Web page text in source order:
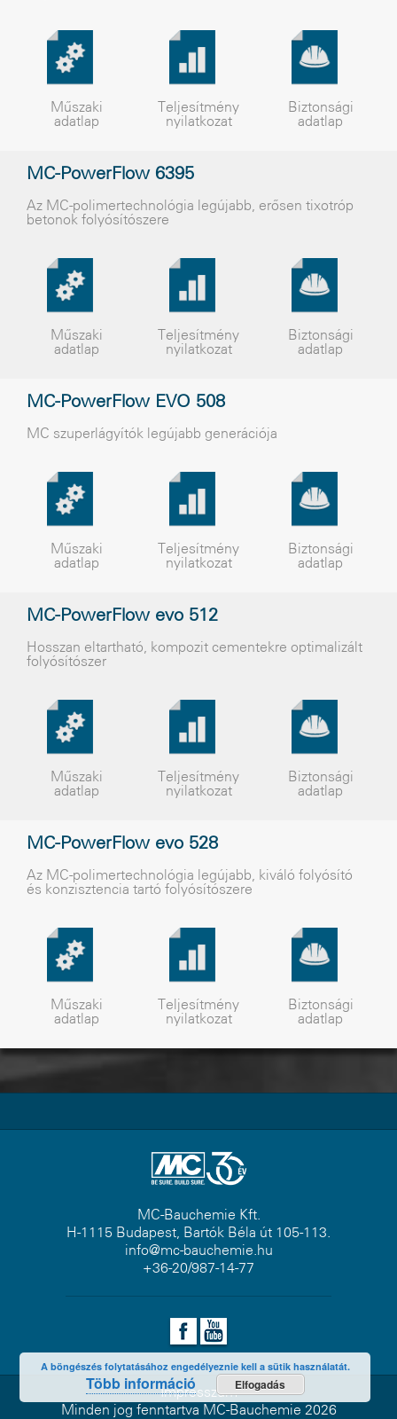
Műszaki
adatlap
Teljesítmény
nyilatkozat
Biztonsági
adatlap
MC-PowerFlow 6395
Az MC-polimertechnológia legújabb, erősen tixotróp
betonok folyósítószere
Műszaki
adatlap
Teljesítmény
nyilatkozat
Biztonsági
adatlap
MC-PowerFlow EVO 508
MC szuperlágyítók legújabb generációja
Műszaki
adatlap
Teljesítmény
nyilatkozat
Biztonsági
adatlap
MC-PowerFlow evo 512
Hosszan eltartható, kompozit cementekre optimalizált
folyósítószer
Műszaki
adatlap
Teljesítmény
nyilatkozat
Biztonsági
adatlap
MC-PowerFlow evo 528
Az MC-polimertechnológia legújabb, kiváló folyósító
és konzisztencia tartó folyósítószere
Műszaki
adatlap
Teljesítmény
nyilatkozat
Biztonsági
adatlap
MC-Bauchemie Kft.
H-1115 Budapest, Bartók Béla út 105-113.
info@mc-bauchemie.hu
+36-20/987-14-77
Impresszum
Minden jog fenntartva MC-Bauchemie 2026
A böngészés folytatásához engedélyeznie kell a sütik használatát.
Több információ Elfogadás